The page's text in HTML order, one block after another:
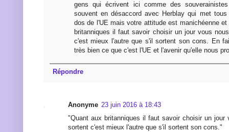
gens qui écrivent ici comme des
souvent en désaccord avec Herblay qui met
dos de l'UE mais votre attitude est manichéenne
britanniques il faut savoir choisir un jour vous
c'est mieux l'autre que s'il sortent son cons. En
très bien ce que c'est l'UE et l'avenir qu'elle nous
Répondre
Anonyme 23 juin 2016 à 18:43
"Quant aux britanniques il faut savoir choisir un jour
sortent c'est mieux l'autre que s'il sortent son cons."